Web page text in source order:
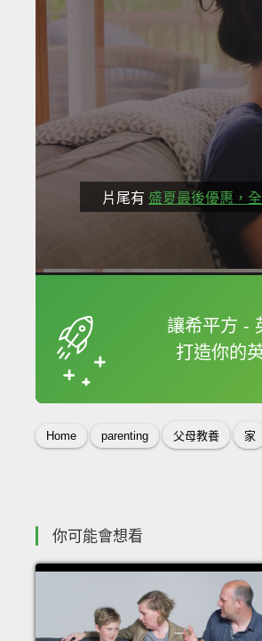
片尾有 盛夏最後優惠，
讓希平方 -
打造你的
Home parenting 父母教養 家
你可能會想看